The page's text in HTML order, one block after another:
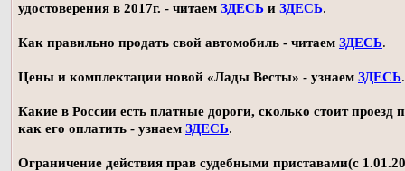
удостоверения в 2017г. - читаем ЗДЕСЬ и ЗДЕСЬ.
Как правильно продать свой автомобиль - читаем ЗДЕСЬ.
Цены и комплектации новой «Лады Весты» - узнаем ЗДЕСЬ.
Какие в России есть платные дороги, сколько стоит проезд
как его оплатить - узнаем ЗДЕСЬ.
Ограничение действия прав судебными приставами(с